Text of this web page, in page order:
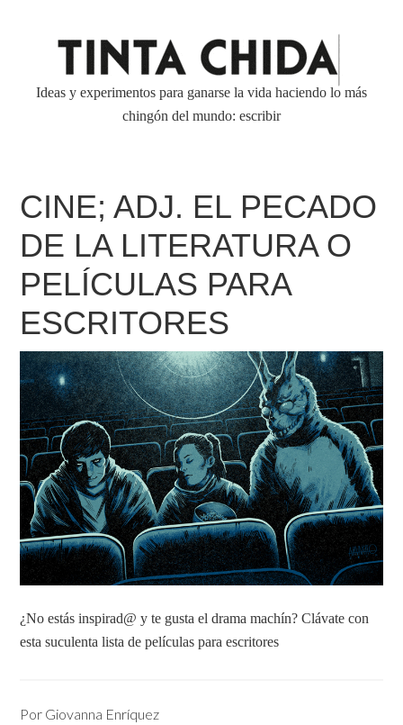
Ideas y experimentos para ganarse la vida haciendo lo más
chingón del mundo: escribir
CINE; ADJ. EL PECADO
DE LA LITERATURA O
PELÍCULAS PARA
ESCRITORES
¿No estás inspirad@ y te gusta el drama machín? Clávate con
esta suculenta lista de películas para escritores
Por Giovanna Enríquez